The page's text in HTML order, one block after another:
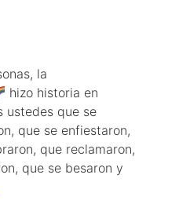
la
hizo historia en
ustedes que se
que se enfiestaron,
que reclamaron,
que se besaron y